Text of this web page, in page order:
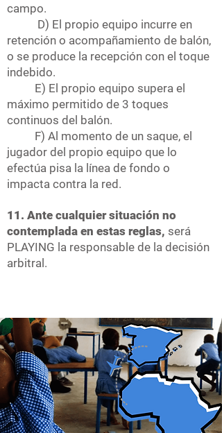
campo.
D) El propio equipo incurre en
retención o acompañamiento de balón,
o se produce la recepción con el toque
indebido.
E) El propio equipo supera el
máximo permitido de 3 toques
continuos del balón.
F) Al momento de un saque, el
jugador del propio equipo que lo
efectúa pisa la línea de fondo o
impacta contra la red.
11. Ante cualquier situación no
contemplada en estas reglas, será
PLAYING la responsable de la decisión
arbitral.